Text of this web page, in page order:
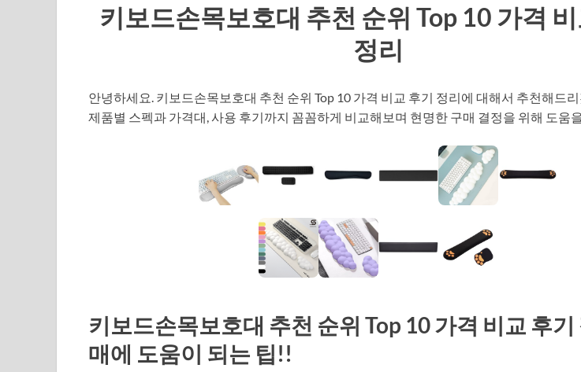
키보드손목보호대 추천 순위 Top 10 가격
정리
안녕하세요. 키보드손목보호대 추천 순위 Top 10 가격 비교 후기 정리에 대해서 추천해드
제품별 스펙과 가격대, 사용 후기까지 꼼꼼하게 비교해보며 현명한 구매 결정을 위해 도움
키보드손목보호대 추천 순위 Top 10 가격 비교 후기
매에 도움이 되는 팁!!